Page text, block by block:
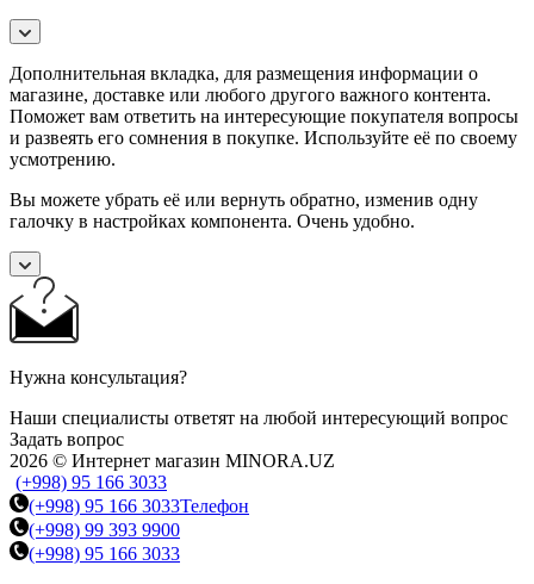
Дополнительная вкладка, для размещения информации о
магазине, доставке или любого другого важного контента.
Поможет вам ответить на интересующие покупателя вопросы
и развеять его сомнения в покупке. Используйте её по своему
усмотрению.
Вы можете убрать её или вернуть обратно, изменив одну
галочку в настройках компонента. Очень удобно.
Нужна консультация?
Наши специалисты ответят на любой интересующий вопрос
Задать вопрос
2026 © Интернет магазин MINORA.UZ
(+998) 95 166 3033
(+998) 95 166 3033Телефон
(+998) 99 393 9900
(+998) 95 166 3033